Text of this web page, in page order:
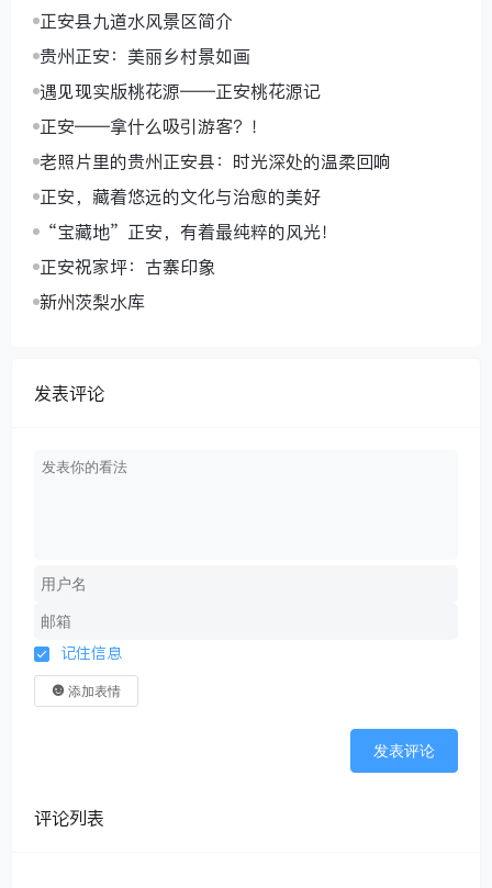
正安县九道水风景区简介
贵州正安：美丽乡村景如画
遇见现实版桃花源——正安桃花源记
正安——拿什么吸引游客？！
老照片里的贵州正安县：时光深处的温柔回响
正安，藏着悠远的文化与治愈的美好
“宝藏地”正安，有着最纯粹的风光！
正安祝家坪：古寨印象
新州茨梨水库
发表评论
记住信息
添加表情
发表评论
评论列表